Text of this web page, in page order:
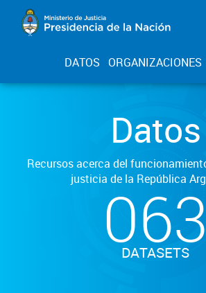
DATOS ORGANIZACIONES
Datos
Recursos acerca del
justicia de la República
063
DATASETS